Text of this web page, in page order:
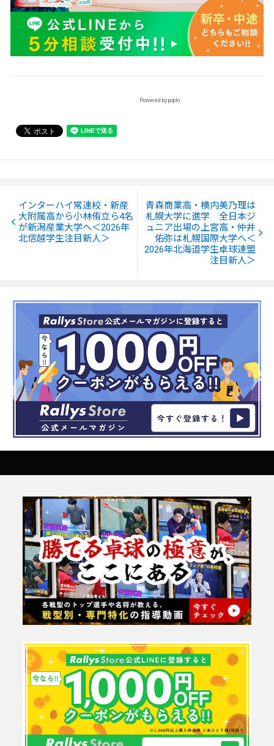
Powered by popIn
インターハイ常連校・新産
大附属高から小林侑立ら4名
が新潟産業大学へ＜2026年
北信越学生注目新人＞
青森商業高・横内美乃理は
札幌大学に進学 全日本ジ
ュニア出場の上宮高・仲井
佑弥は札幌国際大学へ＜
2026年北海道学生卓球連盟
注目新人＞